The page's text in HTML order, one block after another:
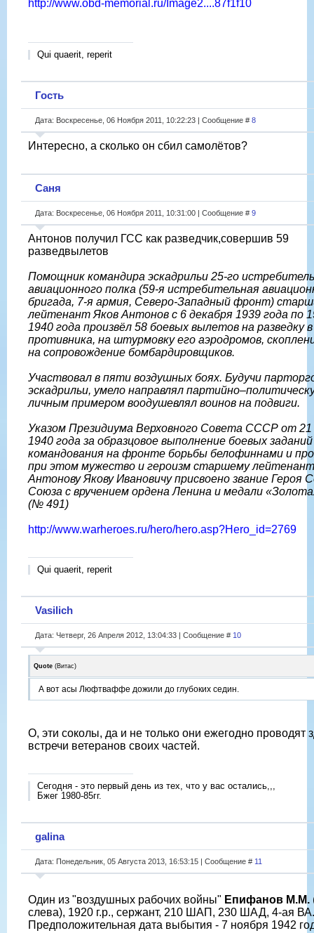
http://www.obd-memorial.ru/Image2....87f1f10
Qui quaerit, reperit
Гость
Дата: Воскресенье, 06 Ноября 2011, 10:22:23 | Сообщение # 8
Интересно, а сколько он сбил самолётов?
Саня
Дата: Воскресенье, 06 Ноября 2011, 10:31:00 | Сообщение # 9
Антонов получил ГСС как разведчик,совершив 59
разведвылетов
Помощник командира эскадрильи 25-го
авиационного полка (59-я истребительная
бригада, 7-я армия, Северо-Западный фронт)
лейтенант Яков Антонов с 6 декабря 1939 года по
1940 года произвёл 58 боевых вылетов на разведку
противника, на штурмовку его аэродромов,
на сопровождение бомбардировщиков.
Участвовал в пяти воздушных боях. Будучи
эскадрильи, умело направлял
личным примером воодушевлял воинов на подвиги.
Указом Президиума Верховного Совета СССР от
1940 года за образцовое выполнение боевых заданий
командования на фронте борьбы белофиннами и
при этом мужество и героизм старшему
Антонову Якову Ивановичу присвоено звание Героя
Союза с вручением ордена Ленина и медали
(№ 491)
http://www.warheroes.ru/hero/hero.asp?Hero_id=2769
Qui quaerit, reperit
Vasilich
Дата: Четверг, 26 Апреля 2012, 13:04:33 | Сообщение # 10
Quote (Витас)
А вот асы Люфтваффе дожили до глубоких седин.
О, эти соколы, да и не только они ежегодно проводят
встречи ветеранов своих частей.
Сегодня - это первый день из тех, что у вас остались,,,
Бжег 1980-85гг.
galina
Дата: Понедельник, 05 Августа 2013, 16:53:15 | Сообщение # 11
Один из "воздушных рабочих войны" Епифанов М.М.
слева), 1920 г.р., сержант, 210 ШАП, 230 ШАД, 4-ая ВА.
Предположительная дата выбытия - 7 ноября 1942